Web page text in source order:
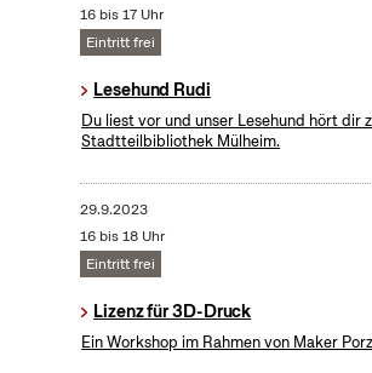
16 bis 17 Uhr
Eintritt frei
Lesehund Rudi
Du liest vor und unser Lesehund hört dir
Stadtteilbibliothek Mülheim.
29.9.2023
16 bis 18 Uhr
Eintritt frei
Lizenz für 3D-Druck
Ein Workshop im Rahmen von Maker